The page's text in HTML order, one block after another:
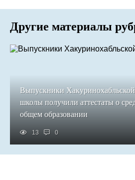
Другие материалы
Выпускники Хакуринохабльской
школы получили аттестаты о
общем образовании
13 0